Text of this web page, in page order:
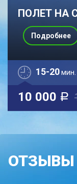
ПОЛЕТ НА
15-20мин.
10 000 a
Подробнее
ОТЗЫВЫ